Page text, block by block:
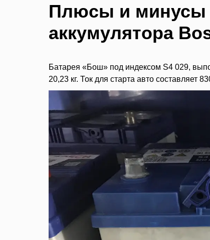
Плюсы и минусы
аккумулятора
Батарея «Бош» под индексом S4 029,
20,23 кг. Ток для старта авто составляет